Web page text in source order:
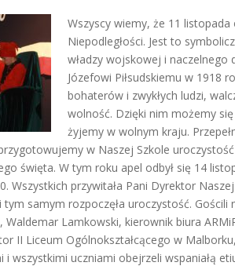
Wszyscy wiemy, że 11
Niepodległości. Jest to
władzy wojskowej i naczelnego
Józefowi Piłsudskiemu w 1918
bohaterów i zwykłych ludzi,
wolność. Dzięki nim możemy się
żyjemy w wolnym kraju.
w Naszej Szkole
święta. W tym roku apel odbył się 14
Wszystkich przywitała Pani Dyrektor Naszej
tym samym rozpoczęła uroczystość. Gościli
Waldemar Lamkowski, kierownik biura
II Liceum Ogólnokształcącego w
i wszystkimi uczniami obejrzeli wspaniałą